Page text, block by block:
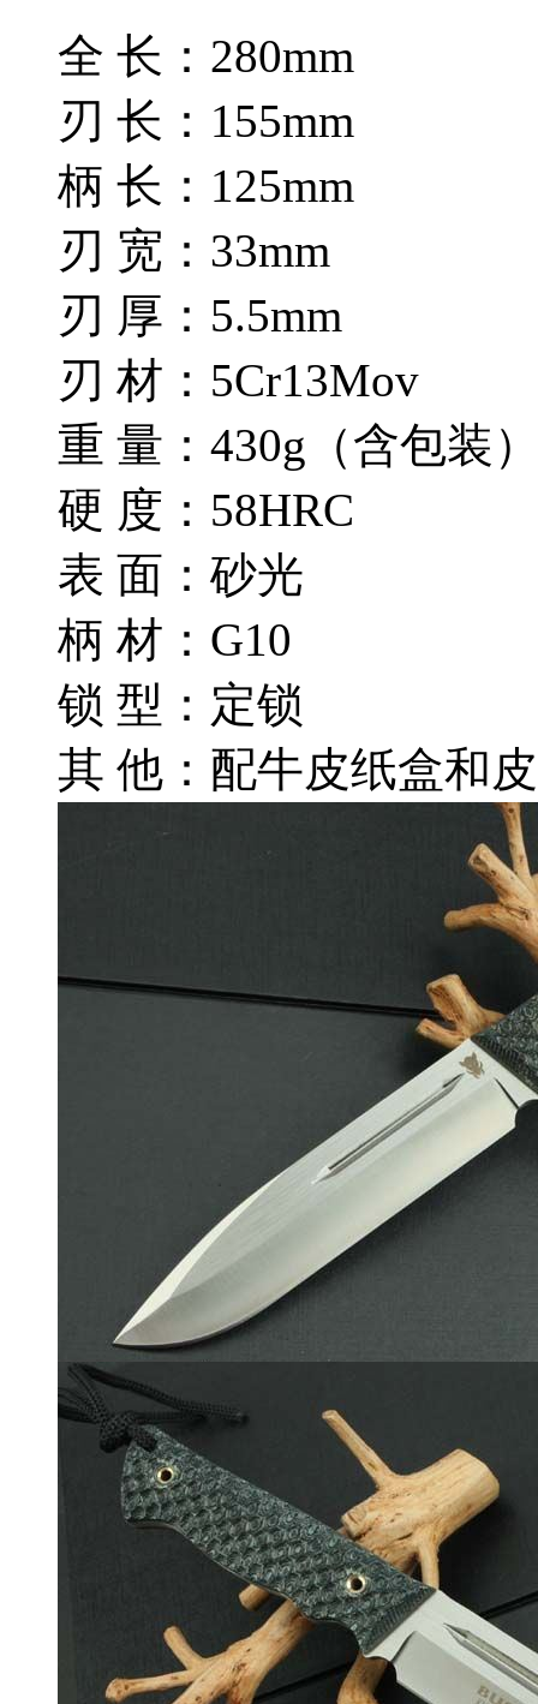
全 长：280mm
刃 长：155mm
柄 长：125mm
刃 宽：33mm
刃 厚：5.5mm
刃 材：5Cr13Mov
重 量：430g（含包装
硬 度：58HRC
表 面：砂光
柄 材：G10
锁 型：定锁
其 他：配牛皮纸盒和